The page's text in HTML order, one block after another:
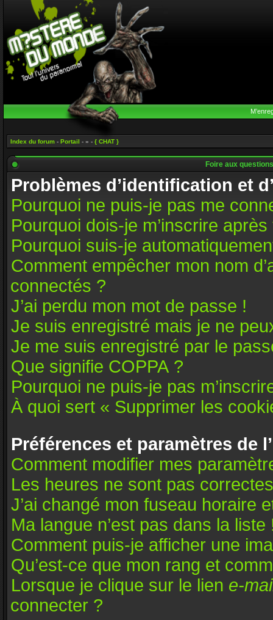
Index du forum - Portail - » - { CHAT }
Foire aux
Problèmes d’identification et
Pourquoi ne puis-je pas me
Pourquoi dois-je m’inscrire après
Pourquoi suis-je
Comment empêcher mon nom
connectés ?
J’ai perdu mon mot de passe !
Je suis enregistré mais je ne
Je me suis enregistré par le
Que signifie COPPA ?
Pourquoi ne puis-je pas
À quoi sert « Supprimer les
Préférences et paramètres de
Comment modifier mes
Les heures ne sont pas
J’ai changé mon fuseau horaire
Ma langue n’est pas dans la liste
Comment puis-je afficher une
Qu’est-ce que mon rang et
Lorsque je clique sur le lien e-
connecter ?